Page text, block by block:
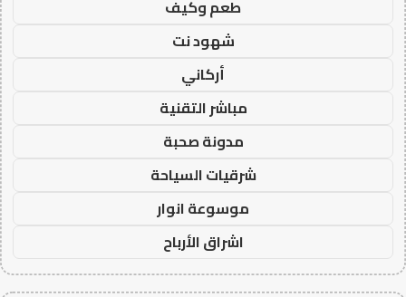
طعم وكيف
شهود نت
أركاني
مباشر التقنية
مدونة صحبة
شرقيات السياحة
موسوعة انوار
اشراق الأرباح